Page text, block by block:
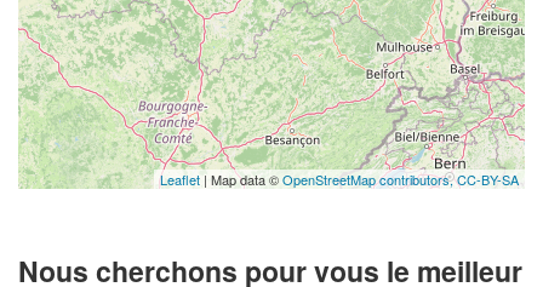
Leaflet | Map data ©OpenStreetMap contributors,CC-BY-SA
Nous cherchons pour vous le meilleur